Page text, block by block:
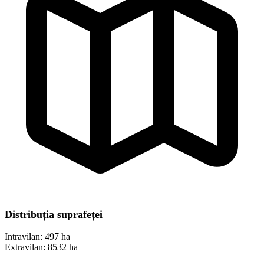
Distribuția suprafeței
Intravilan: 497 ha
Extravilan: 8532 ha